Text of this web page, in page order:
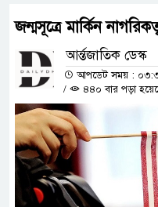
জন্মসূত্রে মার্কিন
আর্ন্তজাতিক ডেস্ক
আপডেট সময় :
/
৪৪০ বার পড়া